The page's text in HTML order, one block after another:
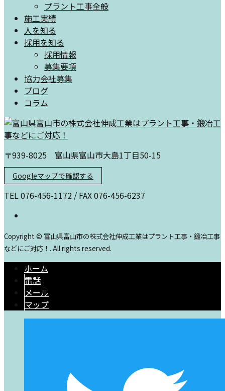
プラント工事全般
施工実績
人を知る
採用を知る
採用情報
募集要項
協力会社募集
ブログ
コラム
〒939-8025 富山県富山市大島1丁目50-15
Googleマップで確認する
TEL 076-456-1172 / FAX 076-456-6237
Copyright © 富山県富山市の株式会社伸成工業はプラント工事・鍛冶工事
などにご対応！. All rights reserved.
ホーム
電話
メール
マップ